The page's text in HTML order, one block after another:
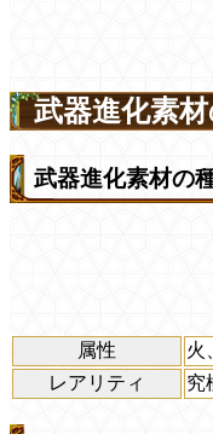
武器進化素
武器進化素材の
属性
火
レアリティ
究